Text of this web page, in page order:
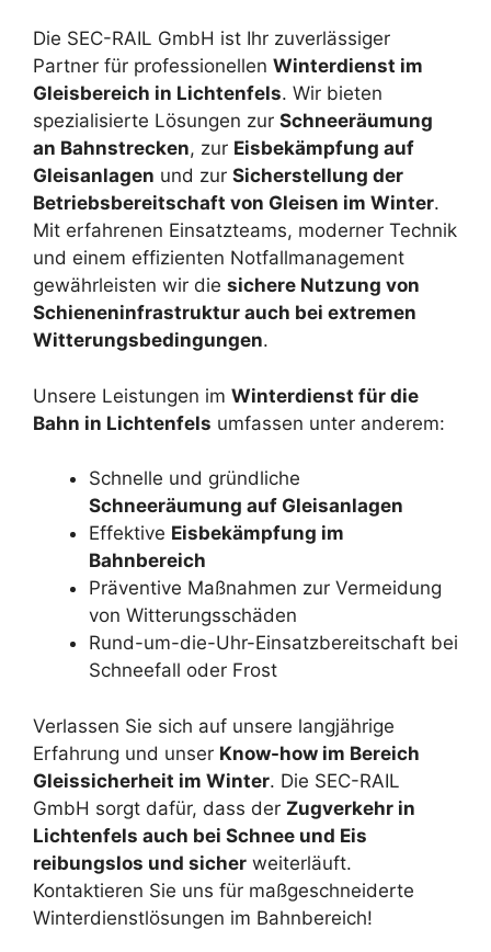
Die SEC-RAIL GmbH ist Ihr zuverlässiger
Partner für professionellen Winterdienst im
Gleisbereich in Lichtenfels. Wir bieten
spezialisierte Lösungen zur Schneeräumung
an Bahnstrecken, zur Eisbekämpfung auf
Gleisanlagen und zur Sicherstellung der
Betriebsbereitschaft von Gleisen im Winter.
Mit erfahrenen Einsatzteams, moderner Technik
und einem effizienten Notfallmanagement
gewährleisten wir die sichere Nutzung von
Schieneninfrastruktur auch bei extremen
Witterungsbedingungen.
Unsere Leistungen im Winterdienst für die
Bahn in Lichtenfels umfassen unter anderem:
Schnelle und gründliche
Schneeräumung auf Gleisanlagen
Effektive Eisbekämpfung im
Bahnbereich
Präventive Maßnahmen zur Vermeidung
von Witterungsschäden
Rund-um-die-Uhr-Einsatzbereitschaft bei
Schneefall oder Frost
Verlassen Sie sich auf unsere langjährige
Erfahrung und unser Know-how im Bereich
Gleissicherheit im Winter. Die SEC-RAIL
GmbH sorgt dafür, dass der Zugverkehr in
Lichtenfels auch bei Schnee und Eis
reibungslos und sicher weiterläuft.
Kontaktieren Sie uns für maßgeschneiderte
Winterdienstlösungen im Bahnbereich!